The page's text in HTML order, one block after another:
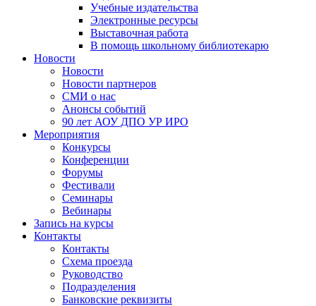
Учебные издательства
Электронные ресурсы
Выставочная работа
В помощь школьному библиотекарю
Новости
Новости
Новости партнеров
СМИ о нас
Анонсы событий
90 лет АОУ ДПО УР ИРО
Мероприятия
Конкурсы
Конференции
Форумы
Фестивали
Семинары
Вебинары
Запись на курсы
Контакты
Контакты
Схема проезда
Руководство
Подразделения
Банковские реквизиты